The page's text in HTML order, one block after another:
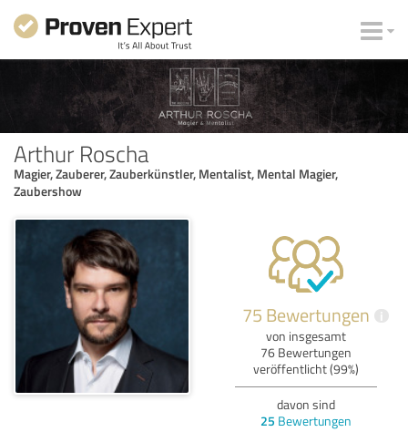
Arthur Roscha
Magier, Zauberer, Zauberkünstler, Mentalist, Mental Magier,
Zaubershow
75 Bewertungen i
von insgesamt
76 Bewertungen
veröffentlicht (99%)
davon sind
25 Bewertungen